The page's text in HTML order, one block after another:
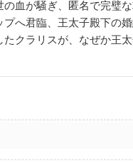
の血が騒ぎ、匿名で完璧
へ君臨、王太子殿下の
クラリスが、なぜか王